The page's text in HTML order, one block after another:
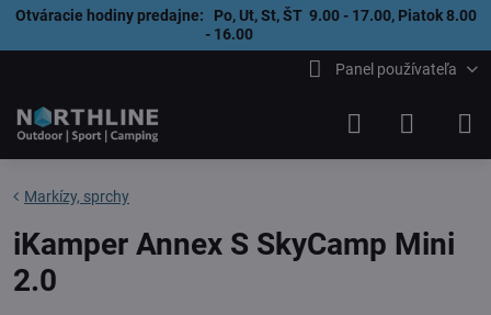
Otváracie hodiny predajne: Po, Ut, St, ŠT 9.00 - 17.00, Piatok 8.00
- 16.00
Panel používateľa
Markízy, sprchy
iKamper Annex S SkyCamp Mini
2.0